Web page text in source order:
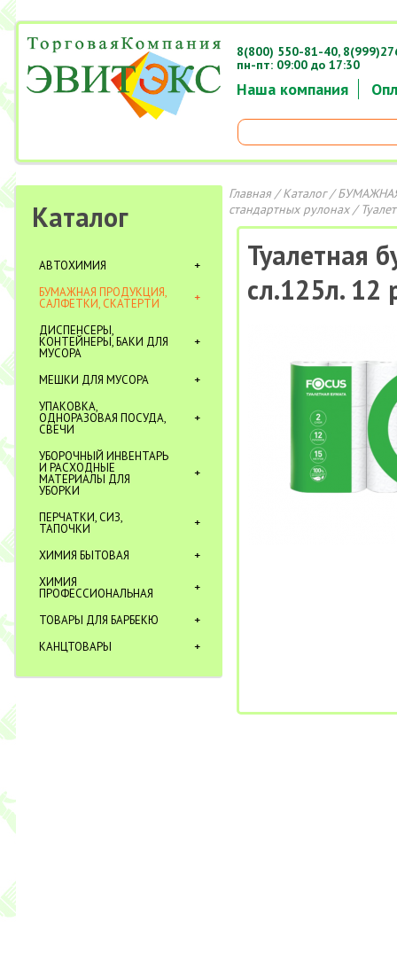
Наша компания
8(800) 550-81-40,
пн-пт: 09:00 до 17:30
Каталог
АВТОХИМИЯ
БУМАЖНАЯ ПРОДУКЦИЯ,
САЛФЕТКИ, СКАТЕРТИ
ДИСПЕНСЕРЫ,
КОНТЕЙНЕРЫ, БАКИ ДЛЯ
МУСОРА
МЕШКИ ДЛЯ МУСОРА
УПАКОВКА,
ОДНОРАЗОВАЯ ПОСУДА,
СВЕЧИ
УБОРОЧНЫЙ ИНВЕНТАРЬ
И РАСХОДНЫЕ
МАТЕРИАЛЫ ДЛЯ
УБОРКИ
ПЕРЧАТКИ, СИЗ,
ТАПОЧКИ
ХИМИЯ БЫТОВАЯ
ХИМИЯ
ПРОФЕССИОНАЛЬНАЯ
ТОВАРЫ ДЛЯ БАРБЕКЮ
КАНЦТОВАРЫ
Главная/Каталог/
стандартных рулонах/
Туалетная
сл.125л. 12